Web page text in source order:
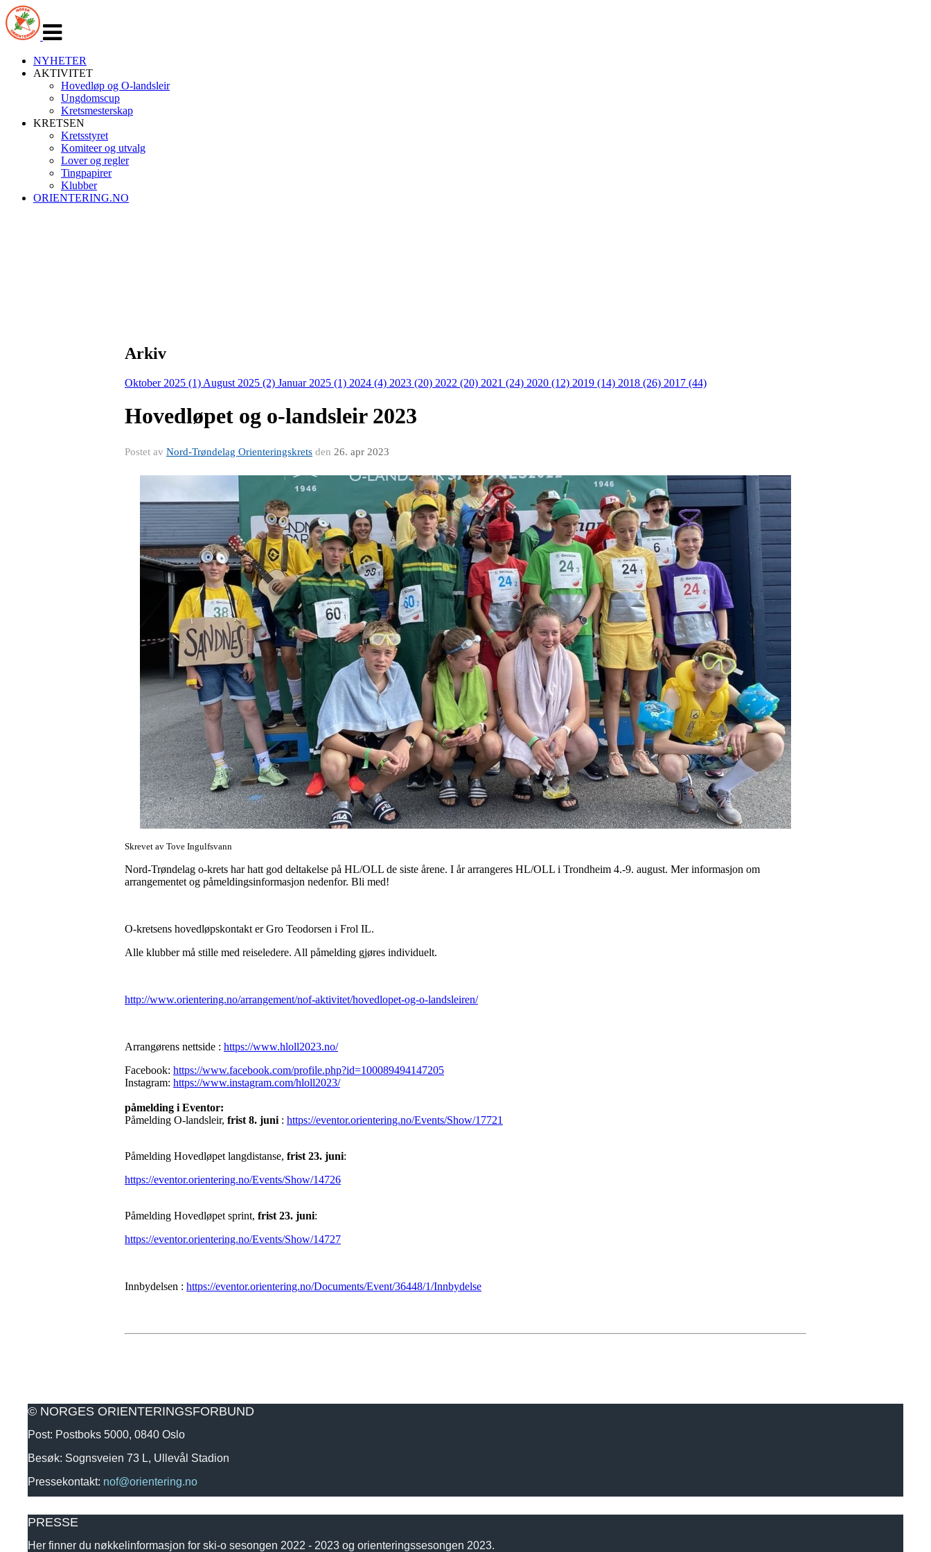
navigasjon
NYHETER
AKTIVITET
Hovedløp og O-landsleir
Ungdomscup
Kretsmesterskap
KRETSEN
Kretsstyret
Komiteer og utvalg
Lover og regler
Tingpapirer
Klubber
ORIENTERING.NO
Arkiv
Oktober 2025 (1) August 2025 (2) Januar 2025 (1) 2024 (4) 2023 (20) 2022 (20) 2021 (24) 2020 (12) 2019 (14) 2018 (26) 2017 (44)
Hovedløpet og o-landsleir 2023
Postet av Nord-Trøndelag Orienteringskrets den 26. apr 2023
Skrevet av Tove Ingulfsvann
Nord-Trøndelag o-krets har hatt god deltakelse på HL/OLL de siste årene. I år arrangeres HL/OLL i Trondheim 4.-9. august. Mer informasjon om
arrangementet og påmeldingsinformasjon nedenfor. Bli med!
O-kretsens hovedløpskontakt er Gro Teodorsen i Frol IL.
Alle klubber må stille med reiseledere. All påmelding gjøres individuelt.
http://www.orientering.no/arrangement/nof-aktivitet/hovedlopet-og-o-landsleiren/
Arrangørens nettside : https://www.hloll2023.no/
Facebook: https://www.facebook.com/profile.php?id=100089494147205
Instagram: https://www.instagram.com/hloll2023/
påmelding i Eventor:
Påmelding O-landsleir, frist 8. juni : https://eventor.orientering.no/Events/Show/17721
Påmelding Hovedløpet langdistanse, frist 23. juni:
https://eventor.orientering.no/Events/Show/14726
Påmelding Hovedløpet sprint, frist 23. juni:
https://eventor.orientering.no/Events/Show/14727
Innbydelsen : https://eventor.orientering.no/Documents/Event/36448/1/Innbydelse
© NORGES ORIENTERINGSFORBUND
Post: Postboks 5000, 0840 Oslo
Besøk: Sognsveien 73 L, Ullevål Stadion
Pressekontakt: nof@orientering.no
PRESSE
Her finner du nøkkelinformasjon for ski-o sesongen 2022 - 2023 og orienteringssesongen 2023.